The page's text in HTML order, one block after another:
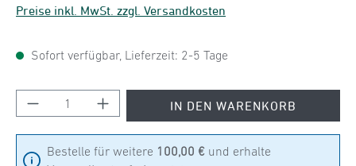
Preise inkl. MwSt. zzgl. Versandkosten
Sofort verfügbar, Lieferzeit: 2-5 Tage
Produkt Anzahl: Gib den gewünschten Wert
IN DEN WARENKORB
Bestelle für weitere 100,00 € und erhalte